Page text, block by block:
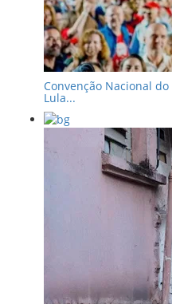
Convenção Nacional
Lula...